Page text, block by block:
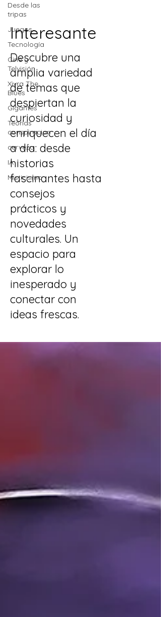
Desde las
tripas
Juegos
Tecnología
Cine y
Telvisión
Xivra The
Blues
Gigantes
Teorias
conspiracion
cerveza
IA
Misticismo
Interesante
Descubre una
amplia variedad
de temas que
despiertan la
curiosidad y
enriquecen el día
a día: desde
historias
fascinantes hasta
consejos
prácticos y
novedades
culturales. Un
espacio para
explorar lo
inesperado y
conectar con
ideas frescas.